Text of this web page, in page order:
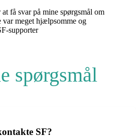
få svar på mine spørgsmål om
var meget hjælpsomme og
supporter
spørgsmål
SF?